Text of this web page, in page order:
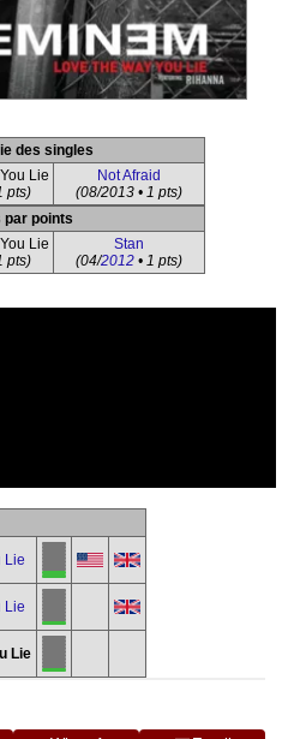
des singles
Lie
pts)
Not Afraid
(08/2013 • 1 pts)
par points
Lie
pts)
Stan
(04/2012 • 1 pts)
Lie
Lie
Lie